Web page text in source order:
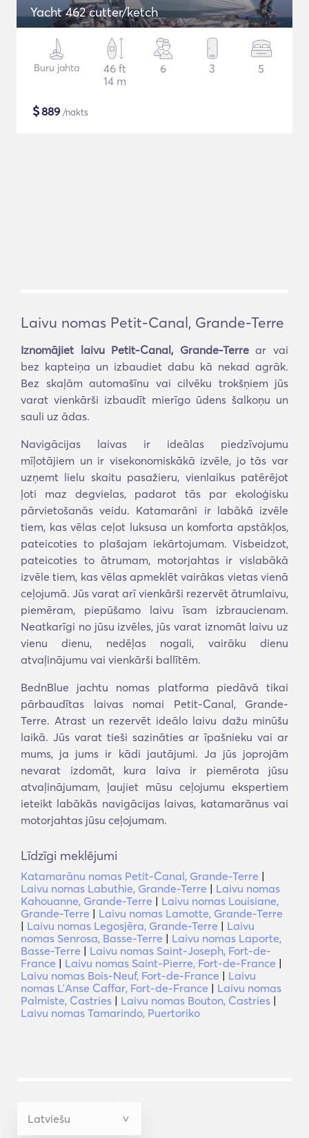
Yacht 462 cutter/ketch
Buru jahta
46 ft
14 m
6 3 5
$889 /nakts
Laivu nomas Petit-Canal, Grande-Terre
Iznomājiet laivu Petit-Canal, Grande-Terrear vai
bez kapteiņa un izbaudiet dabu kā nekad agrāk.
Bez skaļām automašīnu vai cilvēku trokšņiem jūs
varat vienkārši izbaudīt mierīgo ūdens šalkoņu un
sauli uz ādas.
Navigācijas laivas ir ideālas piedzīvojumu
mīļotājiem un ir visekonomiskākā izvēle, jo tās var
uzņemt lielu skaitu pasažieru, vienlaikus patērējot
ļoti maz degvielas, padarot tās par ekoloģisku
pārvietošanās veidu. Katamarāni ir labākā izvēle
tiem, kas vēlas ceļot luksusa un komforta apstākļos,
pateicoties to plašajam iekārtojumam. Visbeidzot,
pateicoties to ātrumam, motorjahtas ir vislabākā
izvēle tiem, kas vēlas apmeklēt vairākas vietas vienā
ceļojumā. Jūs varat arī vienkārši rezervēt ātrumlaivu,
piemēram, piepūšamo laivu īsam izbraucienam.
Neatkarīgi no jūsu izvēles, jūs varat iznomāt laivu uz
vienu dienu, nedēļas nogali, vairāku dienu
atvaļinājumu vai vienkārši ballītēm.
BednBlue jachtu nomas platforma piedāvā tikai
pārbaudītas laivas nomai Petit-Canal, Grande-
Terre. Atrast un rezervēt ideālo laivu dažu minūšu
laikā. Jūs varat tieši sazināties ar īpašnieku vai ar
mums, ja jums ir kādi jautājumi. Ja jūs joprojām
nevarat izdomāt, kura laiva ir piemērota jūsu
atvaļinājumam, ļaujiet mūsu ceļojumu ekspertiem
ieteikt labākās navigācijas laivas, katamarānus vai
motorjahtas jūsu ceļojumam.
Līdzīgi meklējumi
Katamarānu nomas Petit-Canal, Grande-Terre |
Laivu nomas Labuthie, Grande-Terre | Laivu nomas
Kahouanne, Grande-Terre | Laivu nomas Louisiane,
Grande-Terre | Laivu nomas Lamotte, Grande-Terre
| Laivu nomas Legosjēra, Grande-Terre | Laivu
nomas Senrosa, Basse-Terre | Laivu nomas Laporte,
Basse-Terre | Laivu nomas Saint-Joseph, Fort-de-
France | Laivu nomas Saint-Pierre, Fort-de-France |
Laivu nomas Bois-Neuf, Fort-de-France | Laivu
nomas LʼAnse Caffar, Fort-de-France | Laivu nomas
Palmiste, Castries | Laivu nomas Bouton, Castries |
Laivu nomas Tamarindo, Puertoriko